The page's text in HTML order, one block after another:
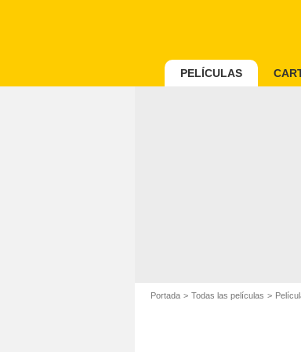
PELÍCULAS
Portada Todas las películas